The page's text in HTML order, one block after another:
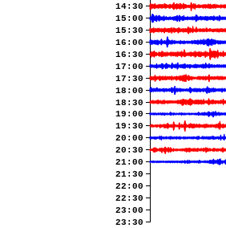
14:30
15:00
15:30
16:00
16:30
17:00
17:30
18:00
18:30
19:00
19:30
20:00
20:30
21:00
21:30
22:00
22:30
23:00
23:30